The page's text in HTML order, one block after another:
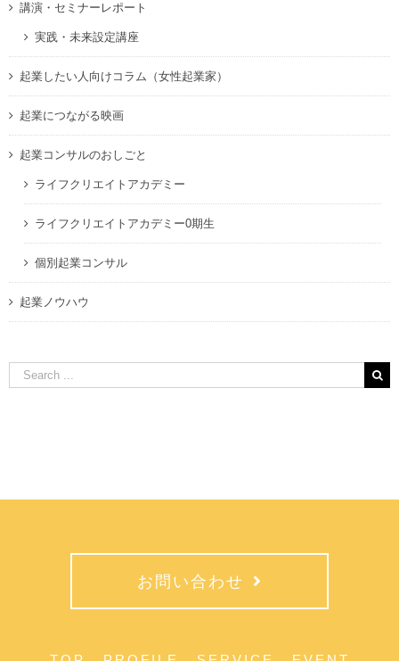
講演・セミナーレポート
実践・未来設定講座
起業したい人向けコラム（女性起業家）
起業につながる映画
起業コンサルのおしごと
ライフクリエイトアカデミー
ライフクリエイトアカデミー0期生
個別起業コンサル
起業ノウハウ
Search
for:
お問い合わせ